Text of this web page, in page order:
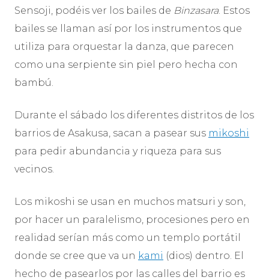
Sensoji, podéis ver los bailes de Binzasara. Estos
bailes se llaman así por los instrumentos que
utiliza para orquestar la danza, que parecen
como una serpiente sin piel pero hecha con
bambú.
Durante el sábado los diferentes distritos de los
barrios de Asakusa, sacan a pasear sus mikoshi
para pedir abundancia y riqueza para sus
vecinos.
Los mikoshi se usan en muchos matsuri y son,
por hacer un paralelismo, procesiones pero en
realidad serían más como un templo portátil
donde se cree que va un kami (dios) dentro. El
hecho de pasearlos por las calles del barrio es